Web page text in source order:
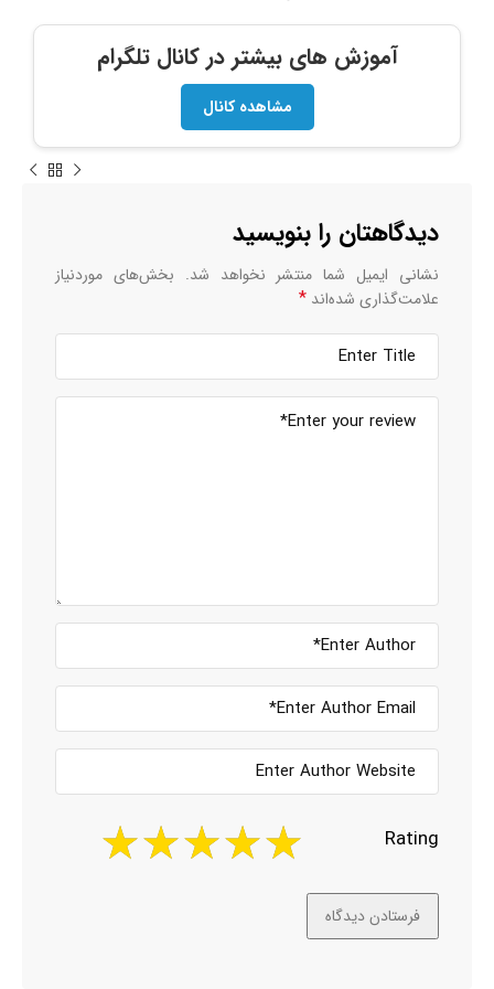
آموزش های بیشتر در کانال تلگرام
مشاهده کانال
دیدگاهتان را بنویسید
نشانی ایمیل شما منتشر نخواهد شد. بخش‌های موردنیاز
علامت‌گذاری شده‌اند *
Rating